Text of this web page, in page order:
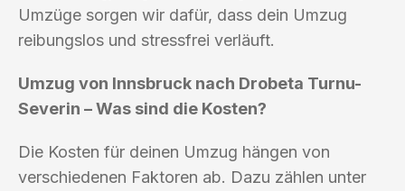
Umzüge sorgen wir dafür, dass dein Umzug
reibungslos und stressfrei verläuft.
Umzug von Innsbruck nach Drobeta Turnu-
Severin – Was sind die Kosten?
Die Kosten für deinen Umzug hängen von
verschiedenen Faktoren ab. Dazu zählen unter